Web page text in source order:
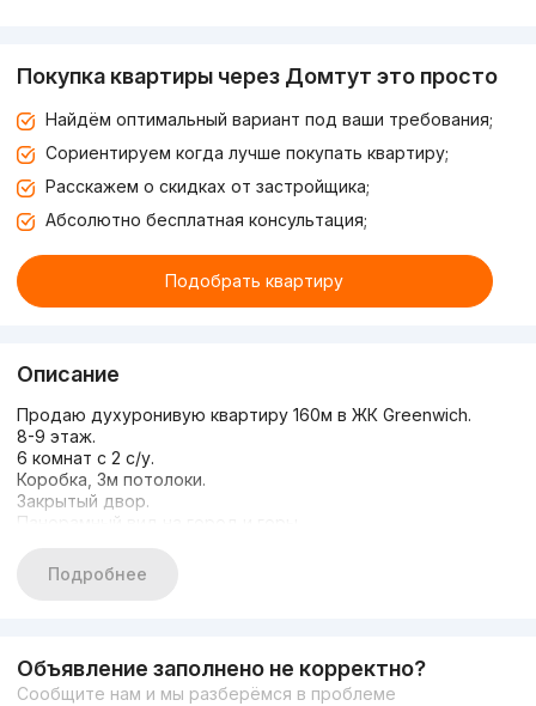
Покупка квартиры через Домтут это просто
Найдём оптимальный вариант под ваши требования;
Сориентируем когда лучше покупать квартиру;
Расскажем о скидках от застройщика;
Абсолютно бесплатная консультация;
Подобрать квартиру
Описание
Продаю духуронивую квартиру 160м в ЖК Greenwich.
8-9 этаж.
6 комнат с 2 с/у.
Коробка, 3м потолоки.
Закрытый двор.
Панорамный вид на город и горы.
2 места в подземной парковке с кадастром.
Без парковки минус 20т
Подробнее
Объявление заполнено не корректно?
Сообщите нам и мы разберёмся в проблеме